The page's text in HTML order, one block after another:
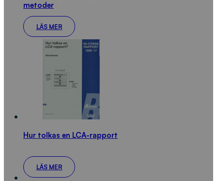
metoder
LÄS MER
Hur tolkas en LCA-rapport
LÄS MER